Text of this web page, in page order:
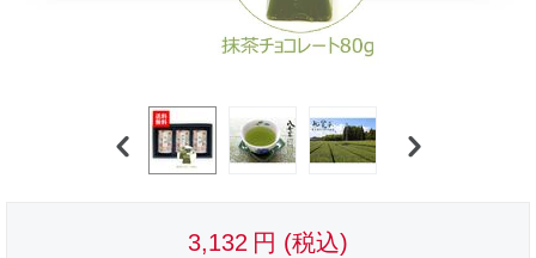
3,132 円 (税込)